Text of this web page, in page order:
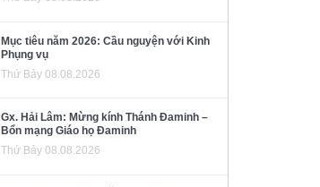
Mục tiêu năm 2026: Cầu nguyện với Kinh
Phụng vụ
Thứ Bảy 08.08.2026
Gx. Hải Lâm: Mừng kính Thánh Đaminh –
Bổn mạng Giáo họ Đaminh
Thứ Bảy 08.08.2026